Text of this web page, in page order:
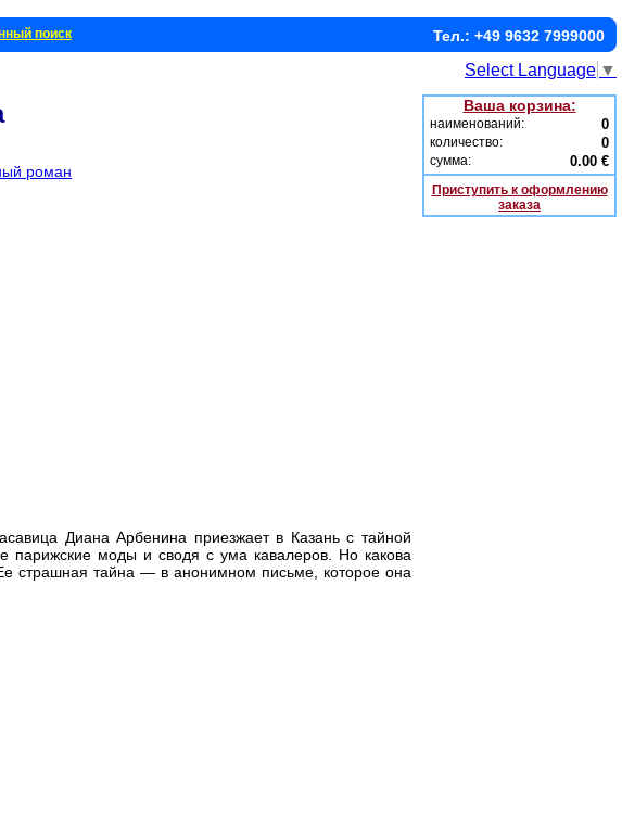
поиск Тел.: +49 9632 7999000
Select Language ▼
роман
Диана Арбенина приезжает в Казань с тайной
парижские моды и сводя с ума кавалеров. Но какова
страшная тайна — в анонимном письме, которое она
Ваша корзина:
наименований: 0
количество: 0
сумма: 0.00 €
Приступить к оформлению
заказа